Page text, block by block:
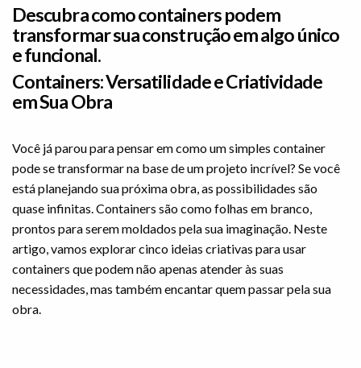
Descubra como containers podem
transformar sua construção em algo único
e funcional.
Containers: Versatilidade e Criatividade
em Sua Obra
Você já parou para pensar em como um simples container
pode se transformar na base de um projeto incrível? Se você
está planejando sua próxima obra, as possibilidades são
quase infinitas. Containers são como folhas em branco,
prontos para serem moldados pela sua imaginação. Neste
artigo, vamos explorar cinco ideias criativas para usar
containers que podem não apenas atender às suas
necessidades, mas também encantar quem passar pela sua
obra.